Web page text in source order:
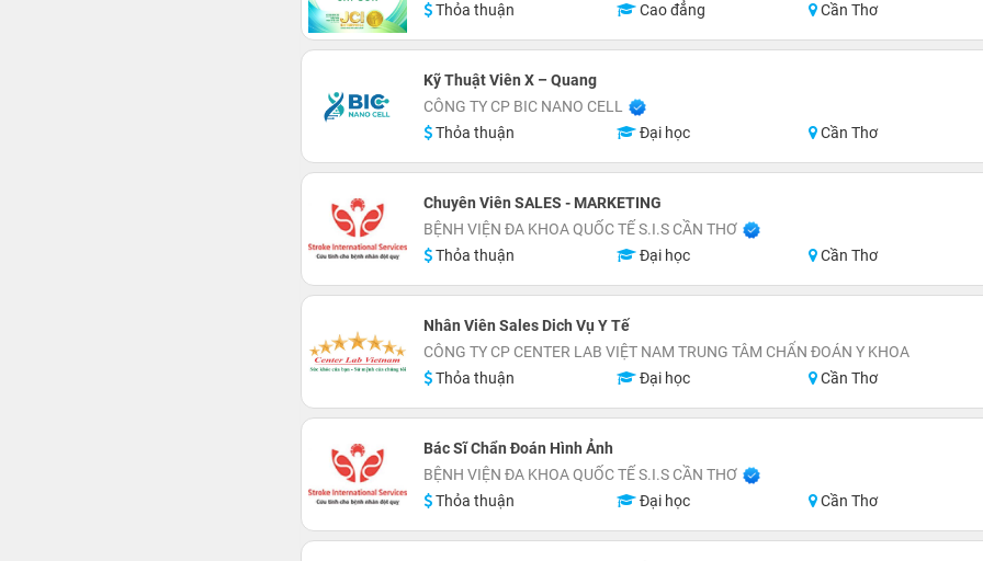
Thỏa thuận
Cao đẳng Cần Thơ
Kỹ Thuật Viên X – Quang
CÔNG TY CP BIC NANO CELL
Thỏa thuận
Đại học Cần Thơ
Chuyên Viên SALES - MARKETING
BỆNH VIỆN ĐA KHOA QUỐC TẾ S.I.S CẦN THƠ
Thỏa thuận
Đại học Cần Thơ
Nhân Viên Sales Dich Vụ Y Tế
CÔNG TY CP CENTER LAB VIỆT NAM TRUNG TÂM CHẨN ĐOÁN Y KHOA
Thỏa thuận
Đại học Cần Thơ
Bác Sĩ Chẩn Đoán Hình Ảnh
BỆNH VIỆN ĐA KHOA QUỐC TẾ S.I.S CẦN THƠ
Thỏa thuận
Đại học Cần Thơ